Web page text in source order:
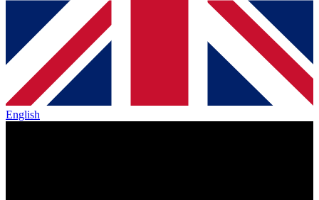
English